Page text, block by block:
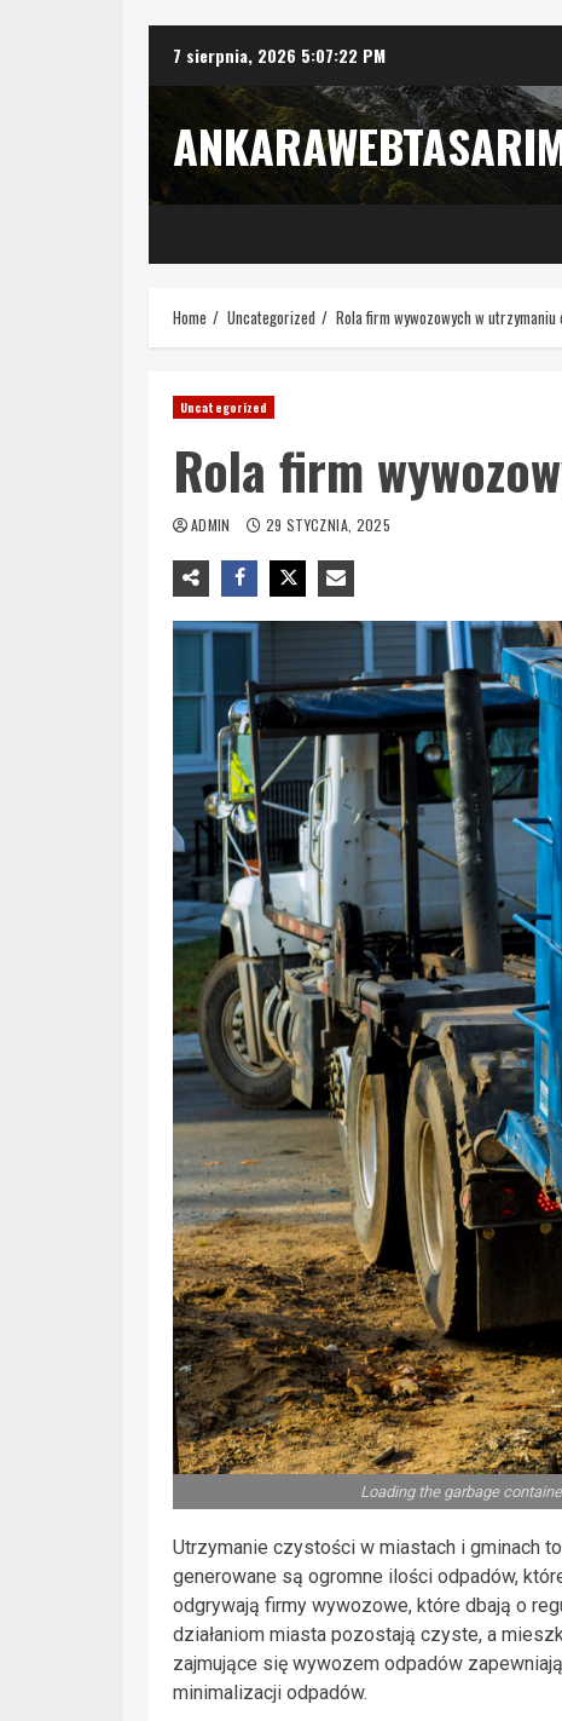
7 sierpnia, 2026 5:07:23 PM
Home Uncategorized Rola firm wywozowych w
Uncategorized
Rola firm
ADMIN 29 STYCZNIA, 2025
Loading the garbage
Utrzymanie czystości w miastach i gminach
generowane są ogromne ilości odpadów,
odgrywają firmy wywozowe, które dbają o
działaniom miasta pozostają czyste, a
zajmujące się wywozem odpadów
minimalizacji odpadów.